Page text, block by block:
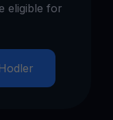
eligible for